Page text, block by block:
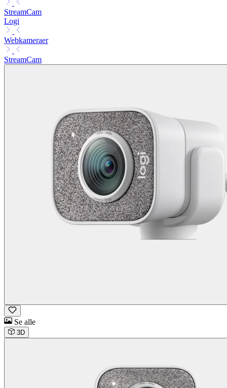
StreamCam
Logi
Webkameraer
StreamCam
Se alle
3D